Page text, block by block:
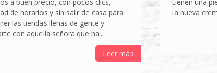
de horarios y sin salir de casa para
las tiendas llenas de gente y
con aquella señora que ha...
Leer más
la nueva